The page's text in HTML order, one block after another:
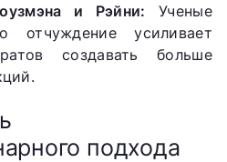
и Рэйни: Ученые
отчуждение усиливает
создавать больше
подхода